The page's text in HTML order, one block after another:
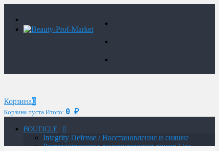
Корзина0
Корзина пуста Итого: 0 ₽
BOUTICLE
Integrity Defense / Восстановление и сияние
Разглаживающая ламинирующая линия Liss